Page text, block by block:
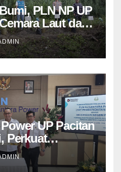
PLN NP UP
Laut dan
UP Pacitan
Perkuat
Perdata dan